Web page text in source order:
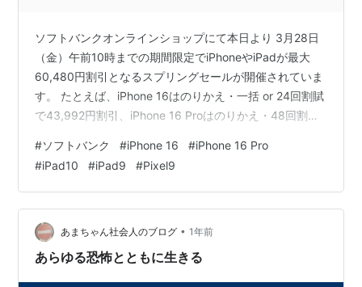
ソフトバンクオンラインショップにて本日より 3月28日
（金）午前10時までの期間限定でiPhoneやiPadが最大
60,480円割引となるスプリングセールが開催されていま
す。 たとえば、iPhone 16はのりかえ・一括 or 24回割賦
で43,992円割引、iPhone 16 Proはのりかえ・48回割賦
え・一括or 24回割賦で43,992円割引、Google Pixel 9
Pro Foldはのりかえで・一括or 24回割賦60,480円割引、
iPad（第9世代）は一括払いで39,240円割引、などとな
って…
#ソフトバンク #iPhone 16 #iPhone 16 Pro
#iPad10 #iPad9 #Pixel9
あまちゃん社会人のブログ • 1年前
あらゆる恐怖とともに生きる